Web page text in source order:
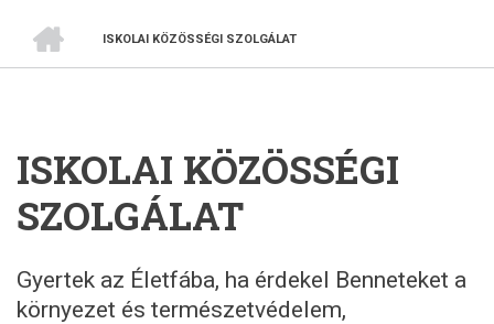
MORZSA
ISKOLAI KÖZÖSSÉGI SZOLGÁLAT
ISKOLAI KÖZÖSSÉGI
SZOLGÁLAT
Gyertek az Életfába, ha érdekel Benneteket a
környezet és természetvédelem,